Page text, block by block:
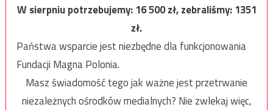
W sierpniu potrzebujemy:16 500zł, zebraliśmy:1351
zł.
Państwa wsparcie jest niezbędne dla funkcjonowania
Fundacji Magna Polonia.
Masz świadomość tego jak ważne jest przetrwanie
niezależnych ośrodków medialnych? Nie zwlekaj więc,